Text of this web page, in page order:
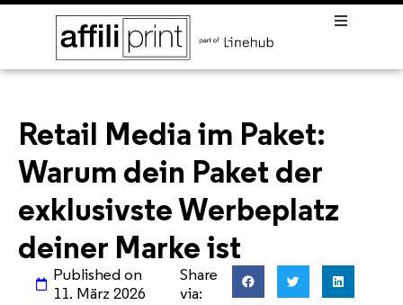
Retail Media im Paket:
Warum dein Paket der
exklusivste Werbeplatz
deiner Marke ist
Published on
11. März 2026
Share
via: